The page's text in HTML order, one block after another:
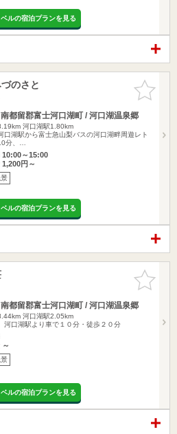
ルの宿泊プランを見る
お気に入
りに追加
のさと
都留郡富士河口湖町 / 河口湖温泉郷
河口湖駅1.80km
口湖駅から富士急山梨バスの河口湖畔周遊レト
分、…
10:00～15:00
1,200円～
ルの宿泊プランを見る
お気に入
りに追加
都留郡富士河口湖町 / 河口湖温泉郷
河口湖駅2.05km
口湖駅より車で１０分・徒歩２０分
～
ルの宿泊プランを見る